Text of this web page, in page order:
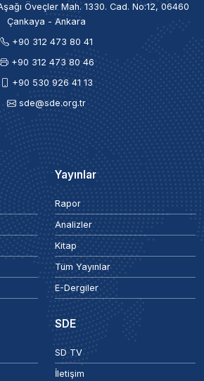
Öveçler Mah. 1330. Cad. No:12, 06460
Çankaya - Ankara
+90 312 473 80 41
+90 312 473 80 46
+90 530 926 41 13
sde@sde.org.tr
Yayınlar
Rapor
Analizler
Kitap
Tüm Yayınlar
E-Dergiler
SDE
SD TV
İletişim